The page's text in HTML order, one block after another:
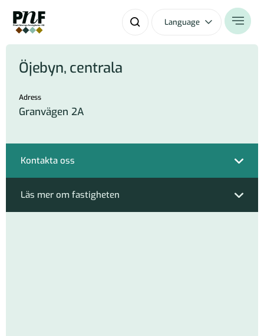
Language
Öjebyn, centrala
Adress
Granvägen 2A
Kontakta oss
Läs mer om fastigheten